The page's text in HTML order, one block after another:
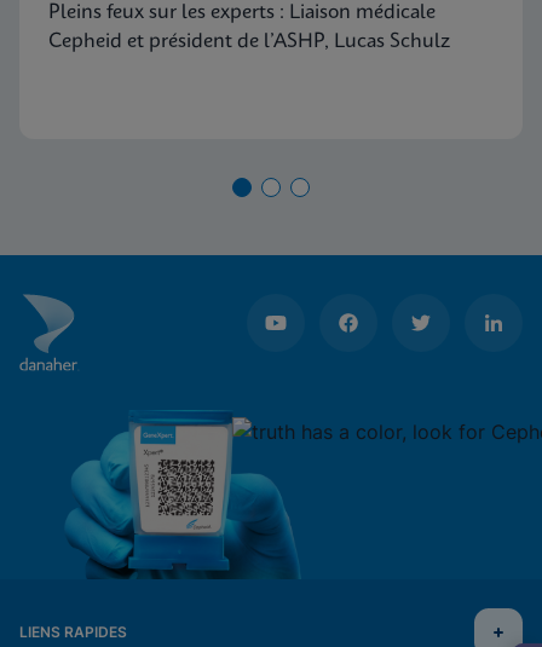
Schulz
Pleins feux sur les experts : Liaison médicale
Cepheid et président de l’ASHP, Lucas Schulz
LIENS RAPIDES